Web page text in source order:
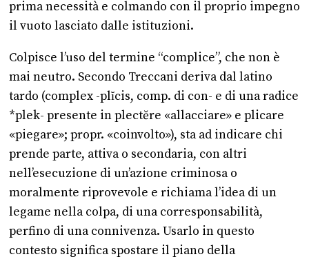
prima necessità e colmando con il proprio impegno
il vuoto lasciato dalle istituzioni.
Colpisce l’uso del termine “complice”, che non è
mai neutro. Secondo Treccani deriva dal latino
tardo (complex -plĭcis, comp. di con- e di una radice
*plek- presente in plectĕre «allacciare» e plicare
«piegare»; propr. «coinvolto»), sta ad indicare chi
prende parte, attiva o secondaria, con altri
nell’esecuzione di un’azione criminosa o
moralmente riprovevole e richiama l’idea di un
legame nella colpa, di una corresponsabilità,
perfino di una connivenza. Usarlo in questo
contesto significa spostare il piano della